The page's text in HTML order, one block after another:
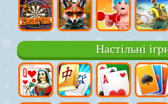
Настільні